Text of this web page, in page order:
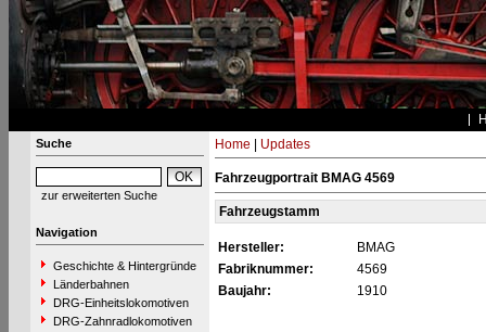
Suche
zur erweiterten Suche
Navigation
Geschichte & Hintergründe
Länderbahnen
DRG-Einheitslokomotiven
DRG-Zahnradlokomotiven
Home Updates
Fahrzeugportrait BMAG 4569
Fahrzeugstamm
Hersteller:
BMAG
Fabriknummer:
4569
Baujahr:
1910